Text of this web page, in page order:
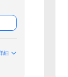
細